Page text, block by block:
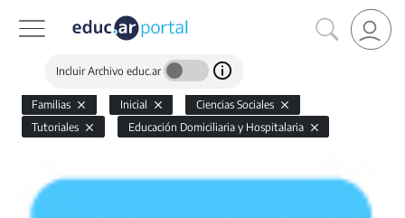
Incluir Archivo educ.ar
Familias Inicial
Ciencias Sociales
Tutoriales
Educación Domiciliaria y Hospitalaria